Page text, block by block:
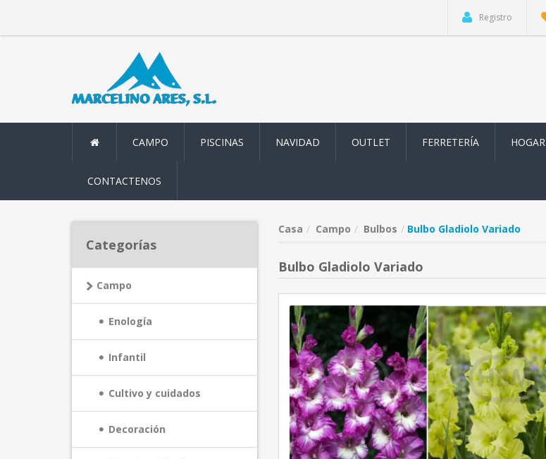
Registro
CAMPO PISCINAS NAVIDAD OUTLET FERRETERÍA HOGAR
CONTACTENOS
Casa Campo Bulbos Bulbo Gladiolo Variado
Bulbo Gladiolo Variado
Categorías
Campo
Enología
Infantil
Cultivo y cuidados
Decoración